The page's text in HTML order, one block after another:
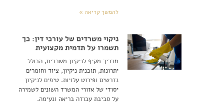
להמשך קריאה »
ניקוי משרדים של עורכי דין: כך
תשמרו על תדמית מקצועית
מדריך מקיף לניקיון משרדים, הכולל
יתרונות, תוכנית ניקיון, ציוד וחומרים
נדרשים ופירוט עלויות. טיפים לניקיון
יסודי של אזורי המשרד השונים לשמירה
על סביבת עבודה בריאה ונעימה.